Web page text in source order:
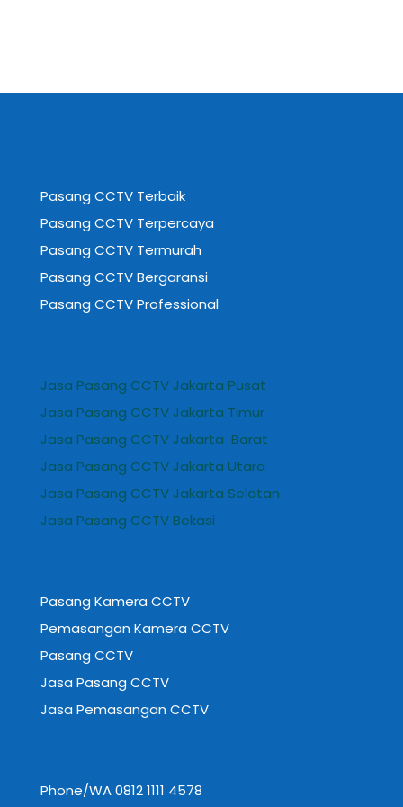
Pasang CCTV Terbaik
Pasang CCTV Terpercaya
Pasang CCTV Termurah
Pasang CCTV Bergaransi
Pasang CCTV Professional
Jasa Pasang CCTV Jakarta Pusat
Jasa Pasang CCTV Jakarta Timur
Jasa Pasang CCTV Jakarta Barat
Jasa Pasang CCTV Jakarta Utara
Jasa Pasang CCTV Jakarta Selatan
Jasa Pasang CCTV Bekasi
Pasang Kamera CCTV
Pemasangan Kamera CCTV
Pasang CCTV
Jasa Pasang CCTV
Jasa Pemasangan CCTV
Phone/WA 0812 1111 4578